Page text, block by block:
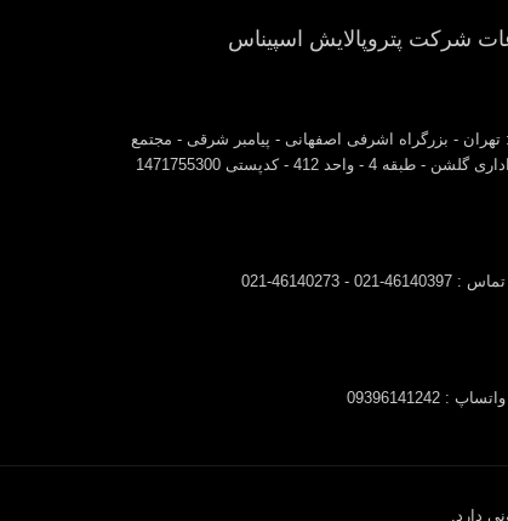
شرکت پتروپالایش اسپیناس
تهران - بزرگراه اشرفی اصفهانی - پیامبر شرقی - مجتمع
- طبقه 4 - واحد 412 - کدپستی 1471755300
021 - 46140273-021
: 09396141242
دارد.